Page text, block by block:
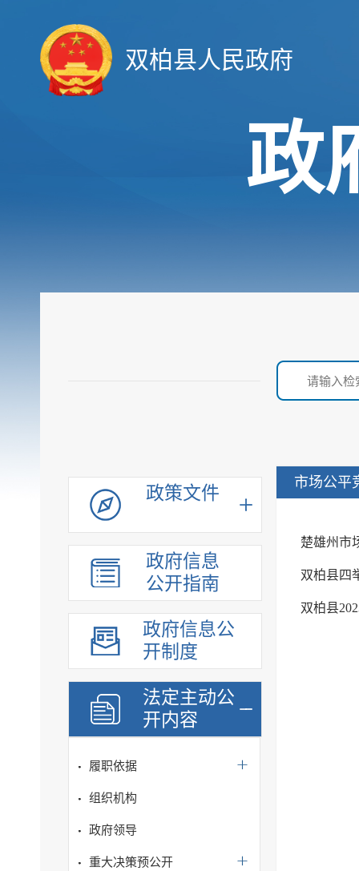
双柏县人民政府
政
政策文件
政府信息
公开指南
政府信息公
开制度
法定主动公
开内容
履职依据
组织机构
政府领导
重大决策预公开
市场公平
楚雄州市
双柏县四
双柏县